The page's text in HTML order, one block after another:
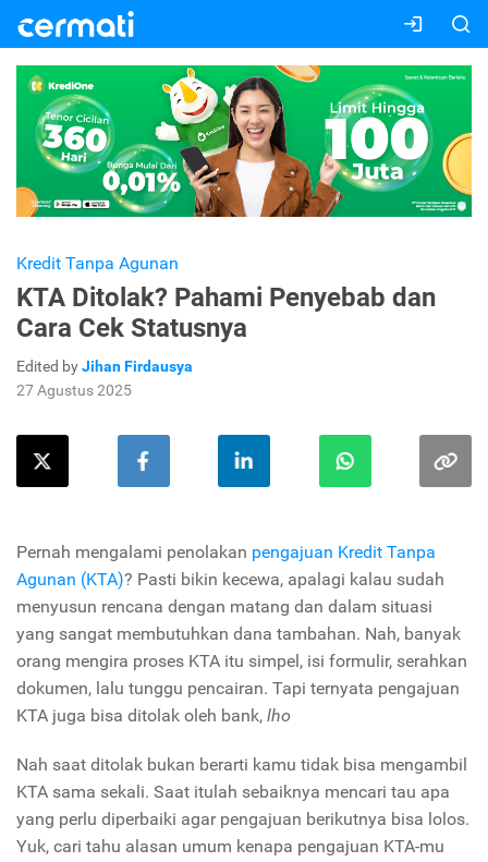
Kredit Tanpa Agunan
KTA Ditolak? Pahami Penyebab dan
Cara Cek Statusnya
Edited byJihan Firdausya
27 Agustus 2025
Pernah mengalami penolakan pengajuan Kredit Tanpa
Agunan (KTA)? Pasti bikin kecewa, apalagi kalau sudah
menyusun rencana dengan matang dan dalam situasi
yang sangat membutuhkan dana tambahan. Nah, banyak
orang mengira proses KTA itu simpel, isi formulir, serahkan
dokumen, lalu tunggu pencairan. Tapi ternyata pengajuan
KTA juga bisa ditolak oleh bank, lho
Nah saat ditolak bukan berarti kamu tidak bisa mengambil
KTA sama sekali. Saat itulah sebaiknya mencari tau apa
yang perlu diperbaiki agar pengajuan berikutnya bisa lolos.
Yuk, cari tahu alasan umum kenapa pengajuan KTA-mu